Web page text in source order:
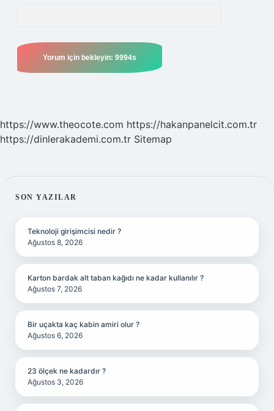
https://www.theocote.com https://hakanpanelcit.com.tr
https://dinlerakademi.com.tr Sitemap
SIDEBAR
SON YAZILAR
Teknoloji girişimcisi nedir ?
Ağustos 8, 2026
Karton bardak alt taban kağıdı ne kadar kullanılır ?
Ağustos 7, 2026
Bir uçakta kaç kabin amiri olur ?
Ağustos 6, 2026
23 ölçek ne kadardır ?
Ağustos 3, 2026